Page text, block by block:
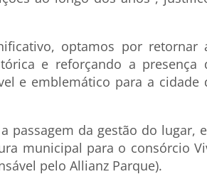
optamos por retornar
e reforçando a presença
e emblemático para a cidade
passagem da gestão do lugar,
municipal para o consórcio
pelo Allianz Parque).